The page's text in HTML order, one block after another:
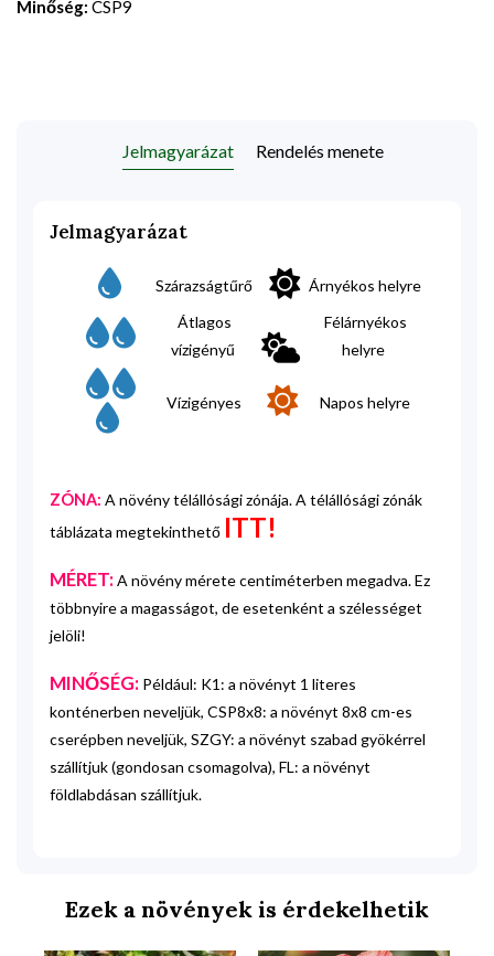
Minőség: CSP9
Jelmagyarázat Rendelés menete
Jelmagyarázat
Szárazságtűrő
Árnyékos helyre
Átlagos
vízigényű
Félárnyékos
helyre
Vízigényes Napos helyre
ZÓNA: A növény télállósági zónája. A télállósági zónák
táblázata megtekinthető ITT!
MÉRET:A növény mérete centiméterben megadva. Ez
többnyire a magasságot, de esetenként a szélességet
jelöli!
MINŐSÉG: Például: K1: a növényt 1 literes
konténerben neveljük, CSP8x8: a növényt 8x8 cm-es
cserépben neveljük, SZGY: a növényt szabad gyökérrel
szállítjuk (gondosan csomagolva), FL: a növényt
földlabdásan szállítjuk.
Ezek a növények is érdekelhetik